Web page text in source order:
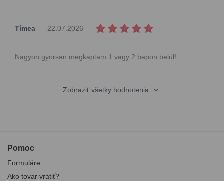
Tímea 22.07.2026
Nagyon gyorsan megkaptam.1 vagy 2 bapon belül!
Zobraziť všetky hodnotenia
Pomoc
Formuláre
Ako tovar vrátiť?